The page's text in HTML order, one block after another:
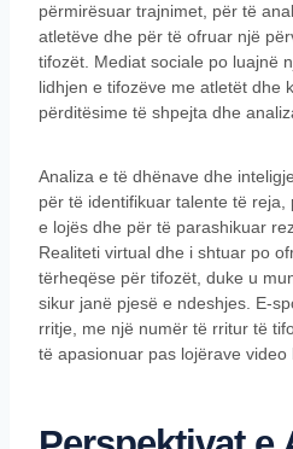
përmirësuar trajnimet, për të
atletëve dhe për të ofruar një
tifozët. Mediat sociale po luajnë
lidhjen e tifozëve me atletët dhe
përditësime të shpejta dhe
Analiza e të dhënave dhe
për të identifikuar talente të
e lojës dhe për të parashikuar
Realiteti virtual dhe i shtuar po
tërheqëse për tifozët, duke u
sikur janë pjesë e ndeshjes. E-
rritje, me një numër të rritur të
të apasionuar pas lojërave video